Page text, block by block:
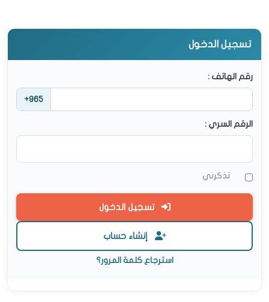
تسجيل الدخول
رقم الهاتف :
+965
الرقم السري :
تذكرني
تسجيل الدخول
إنشاء حساب
استرجاع كلمة المرور؟